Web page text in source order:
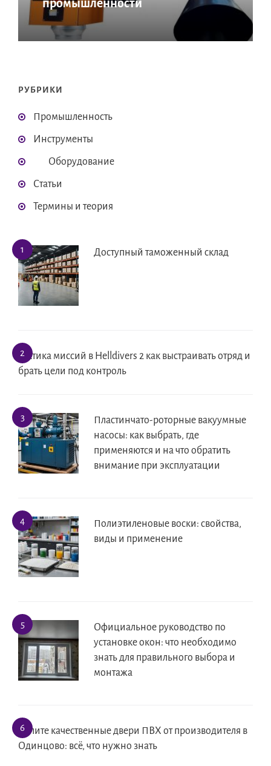
промышленности
РУБРИКИ
Промышленность
Инструменты
Оборудование
Статьи
Термины и теория
Доступный таможенный склад
Тактика миссий в Helldivers 2 как выстраивать отряд и
брать цели под контроль
Пластинчато-роторные вакуумные
насосы: как выбрать, где
применяются и на что обратить
внимание при эксплуатации
Полиэтиленовые воски: свойства,
виды и применение
Официальное руководство по
установке окон: что необходимо
знать для правильного выбора и
монтажа
Купите качественные двери ПВХ от производителя в
Одинцово: всё, что нужно знать